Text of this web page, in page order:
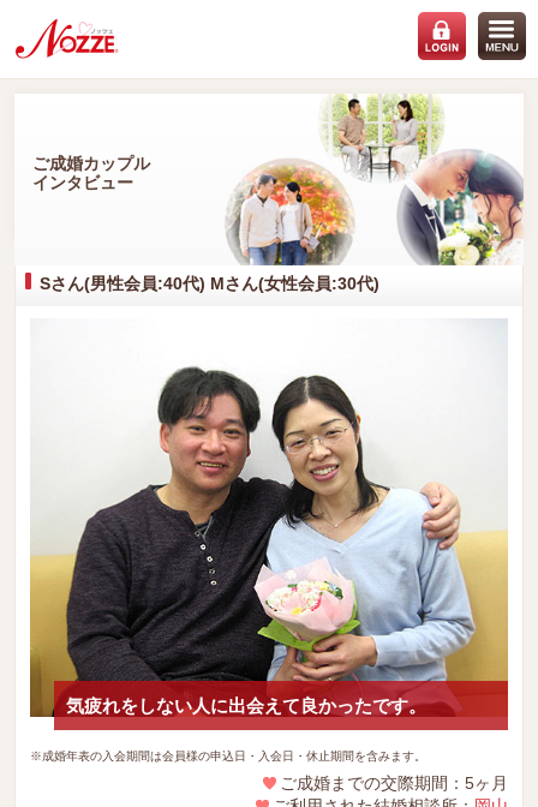
ご成婚カップル
インタビュー
Sさん(男性会員:40代) Mさん(女性会員:30代)
気疲れをしない人に出会えて良かったです。
※成婚年表の入会期間は会員様の申込日・入会日・休止期間を含みます。
ご成婚までの交際期間：5ヶ月